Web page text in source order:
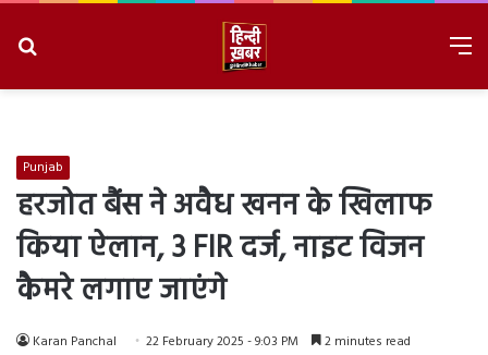
Punjab
हरजोत बैंस ने अवैध खनन के खिलाफ
किया ऐलान, 3 FIR दर्ज, नाइट विजन
कैमरे लगाए जाएंगे
Karan Panchal 22 February 2025 - 9:03 PM 2 minutes read